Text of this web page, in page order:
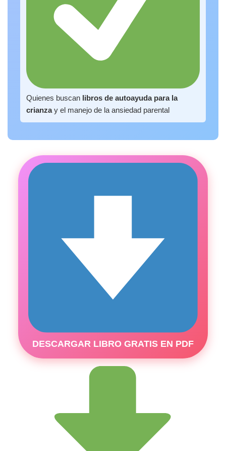
Quienes buscan libros de autoayuda para la
crianzay el manejo de la ansiedad parental
DESCARGAR LIBRO GRATIS EN PDF